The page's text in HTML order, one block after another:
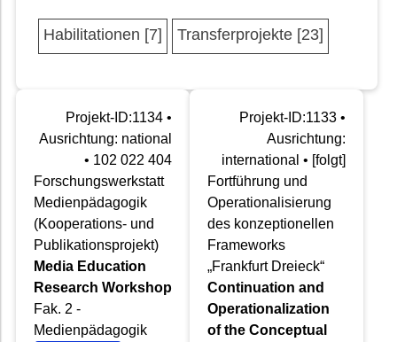
Habilitationen [7] Transferprojekte [23]
Projekt-ID:1134 •
Ausrichtung: national
• 102 022 404
Forschungswerkstatt
Medienpädagogik
(Kooperations- und
Publikationsprojekt)
Media Education
Research Workshop
Fak. 2 -
Medienpädagogik
Projekt-ID:1133 •
Ausrichtung:
international • [folgt]
Fortführung und
Operationalisierung
des konzeptionellen
Frameworks
„Frankfurt Dreieck“
Continuation and
Operationalization
of the Conceptual